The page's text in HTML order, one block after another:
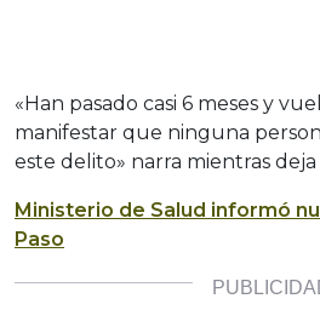
«Han pasado casi 6 meses y
manifestar que ninguna
este delito» narra mientras
Ministerio de Salud informó
Paso